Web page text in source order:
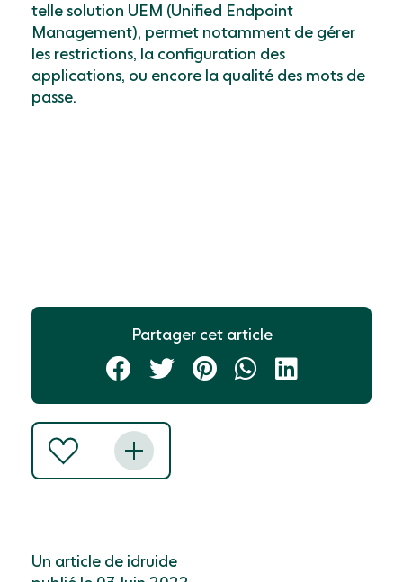
telle solution UEM (Unified Endpoint
Management), permet notamment de gérer
les restrictions, la configuration des
applications, ou encore la qualité des mots de
passe.
Partager cet article
Un article de idruide